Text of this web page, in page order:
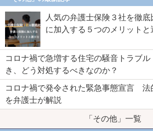
人気の弁護士保険３社を徹
に加入する５つのメリットと
コロナ禍で急増する住宅の騒音トラブ
き、どう対処するべきなのか？
コロナ禍で発令された緊急事態宣言 法
を弁護士が解説
「その他」一覧